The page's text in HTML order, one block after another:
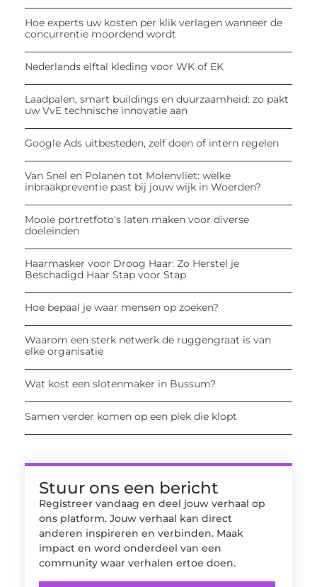
Hoe experts uw kosten per klik verlagen wanneer de
concurrentie moordend wordt
Nederlands elftal kleding voor WK of EK
Laadpalen, smart buildings en duurzaamheid: zo pakt
uw VvE technische innovatie aan
Google Ads uitbesteden, zelf doen of intern regelen
Van Snel en Polanen tot Molenvliet: welke
inbraakpreventie past bij jouw wijk in Woerden?
Mooie portretfoto's laten maken voor diverse
doeleinden
Haarmasker voor Droog Haar: Zo Herstel je
Beschadigd Haar Stap voor Stap
Hoe bepaal je waar mensen op zoeken?
Waarom een sterk netwerk de ruggengraat is van
elke organisatie
Wat kost een slotenmaker in Bussum?
Samen verder komen op een plek die klopt
Stuur ons een bericht
Registreer vandaag en deel jouw verhaal op
ons platform. Jouw verhaal kan direct
anderen inspireren en verbinden. Maak
impact en word onderdeel van een
community waar verhalen ertoe doen.